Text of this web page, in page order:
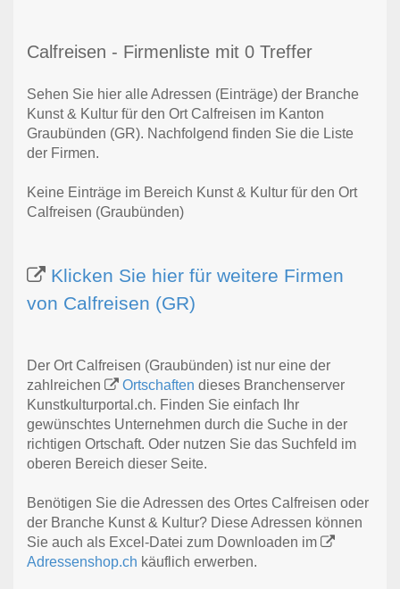
Calfreisen - Firmenliste mit 0 Treffer
Sehen Sie hier alle Adressen (Einträge) der Branche
Kunst & Kultur für den Ort Calfreisen im Kanton
Graubünden (GR). Nachfolgend finden Sie die Liste
der Firmen.
Keine Einträge im Bereich Kunst & Kultur für den Ort
Calfreisen (Graubünden)
Klicken Sie hier für weitere Firmen
von Calfreisen (GR)
Der Ort Calfreisen (Graubünden) ist nur eine der
zahlreichen
Ortschaften dieses Branchenserver
Kunstkulturportal.ch. Finden Sie einfach Ihr
gewünschtes Unternehmen durch die Suche in der
richtigen Ortschaft. Oder nutzen Sie das Suchfeld im
oberen Bereich dieser Seite.
Benötigen Sie die Adressen des Ortes Calfreisen oder
der Branche Kunst & Kultur? Diese Adressen können
Sie auch als Excel-Datei zum Downloaden im
Adressenshop.ch käuflich erwerben.